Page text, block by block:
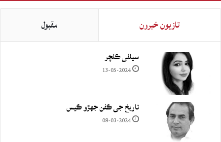
تازيون خبرون مقبول
سيلفي ڪلچر
13-05-2024
تاريخ جي ڪفن جھڙو ڪيس
08-03-2024